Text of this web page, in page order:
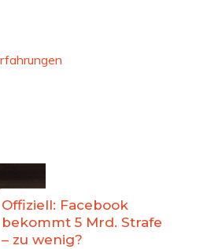
Offiziell: Facebook
bekommt 5 Mrd. Strafe
– zu wenig?